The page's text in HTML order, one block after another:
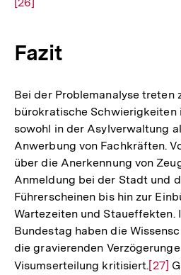
[26]
Fazit
Bei der Problemanalyse treten
bürokratische Schwierigkeiten
sowohl in der Asylverwaltung
Anwerbung von Fachkräften.
über die Anerkennung von
Anmeldung bei der Stadt und
Führerscheinen bis hin zur
Wartezeiten und Staueffekten.
Bundestag haben die
die gravierenden
Visumserteilung kritisiert.Zur
[27]